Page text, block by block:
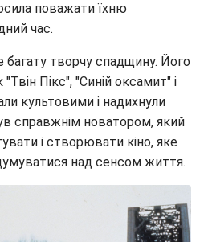
поважати їхню
час.
багату творчу спадщину. Його
"Твін Пікс", "Синій оксамит" і
культовими і надихнули
справжнім новатором, який
і створювати кіно, яке
над сенсом життя.